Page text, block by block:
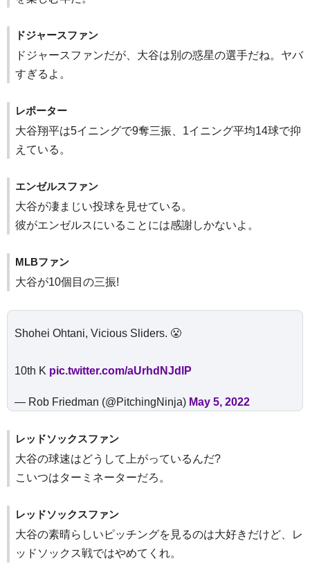
ドジャースファン
ドジャースファンだが、大谷は別の惑星の選手だね。ヤバ
すぎるよ。
レポーター
大谷翔平は5イニングで9奪三振、1イニング平均14球で抑
えている。
エンゼルスファン
大谷が凄まじい投球を見せている。
彼がエンゼルスにいることには感謝しかないよ。
MLBファン
大谷が10個目の三振!
Shohei Ohtani, Vicious Sliders. 😤
10th K pic.twitter.com/aUrhdNJdlP
— Rob Friedman (@PitchingNinja) May 5, 2022
レッドソックスファン
大谷の球速はどうして上がっているんだ?
こいつはターミネーターだろ。
レッドソックスファン
大谷の素晴らしいピッチングを見るのは大好きだけど、レ
ッドソックス戦ではやめてくれ。